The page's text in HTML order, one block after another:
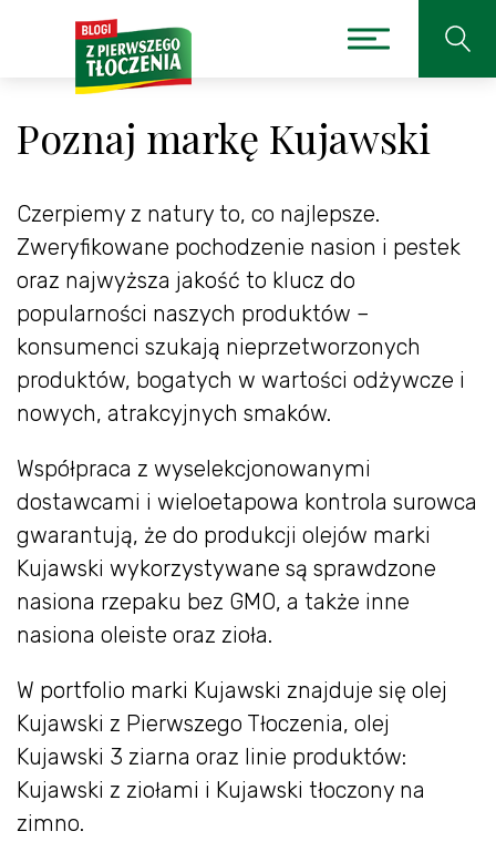
Poznaj markę Kujawski
Czerpiemy z natury to, co najlepsze.
Zweryfikowane pochodzenie nasion i pestek
oraz najwyższa jakość to klucz do
popularności naszych produktów –
konsumenci szukają nieprzetworzonych
produktów, bogatych w wartości odżywcze i
nowych, atrakcyjnych smaków.
Współpraca z wyselekcjonowanymi
dostawcami i wieloetapowa kontrola surowca
gwarantują, że do produkcji olejów marki
Kujawski wykorzystywane są sprawdzone
nasiona rzepaku bez GMO, a także inne
nasiona oleiste oraz zioła.
W portfolio marki Kujawski znajduje się olej
Kujawski z Pierwszego Tłoczenia, olej
Kujawski 3 ziarna oraz linie produktów:
Kujawski z ziołami i Kujawski tłoczony na
zimno.